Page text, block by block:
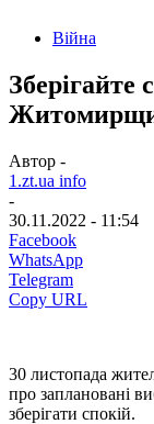
Війна
Зберігайте
Автор -
1.zt.ua info
-
30.11.2022 - 11:54
Facebook
WhatsApp
Telegram
Copy URL
30 листопада
про заплановані
зберігати спокій.